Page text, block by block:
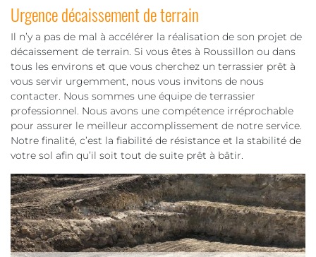
Urgence décaissement de terrain
Il n’y a pas de mal à accélérer la réalisation de son projet de
décaissement de terrain. Si vous êtes à Roussillon ou dans
tous les environs et que vous cherchez un terrassier prêt à
vous servir urgemment, nous vous invitons de nous
contacter. Nous sommes une équipe de terrassier
professionnel. Nous avons une compétence irréprochable
pour assurer le meilleur accomplissement de notre service.
Notre finalité, c’est la fiabilité de résistance et la stabilité de
votre sol afin qu’il soit tout de suite prêt à bâtir.